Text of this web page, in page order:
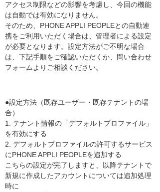
アクセス制限などの影響を考慮し、今回の機能
は自動では有効になりません。
そのため、PHONE APPLI PEOPLEとの自動連
携をご利用いただく場合は、管理者による設定
が必要となります。設定方法がご不明な場合
は、下記手順をご確認いただくか、問い合わせ
フォームよりご相談ください。
●設定方法（既存ユーザー・既存テナントの場
合）
1. テナント情報の「デフォルトプロファイル」
を有効にする
2. デフォルトプロファイルの許可するサービス
にPHONE APPLI PEOPLEを追加する
こちらの設定が完了しますと、以降テナントで
新規に作成したアカウントについては追加処理
時に